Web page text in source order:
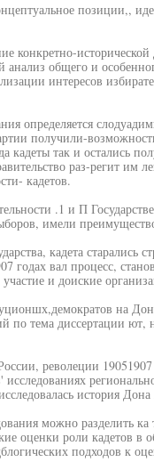
позиции,,
конкретно-
анализ общего и
интересов
определяется
получили-
кадеты так и остались
раз-регит им
кадетов.
.1 и П
имели
кадета старались
годах вал процесс,
и доиские
на
по тема диссертации ют,
револеции
история
можно разделить
оценки роли кадетов в
подходов к